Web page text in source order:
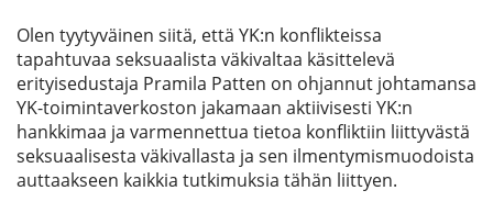
Olen tyytyväinen siitä, että YK:n konflikteissa
tapahtuvaa seksuaalista väkivaltaa käsittelevä
erityisedustaja Pramila Patten on ohjannut johtamansa
YK-toimintaverkoston jakamaan aktiivisesti YK:n
hankkimaa ja varmennettua tietoa konfliktiin liittyvästä
seksuaalisesta väkivallasta ja sen ilmentymismuodoista
auttaakseen kaikkia tutkimuksia tähän liittyen.